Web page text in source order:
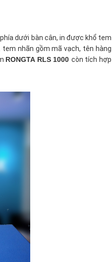
dưới bàn cân, in được khổ tem
nhãn gồm mã vạch, tên hàng
RONGTA RLS 1000 còn tích hợp